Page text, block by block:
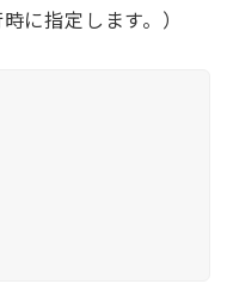
に指定します。）